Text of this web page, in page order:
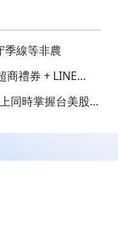
季線等非農
商禮券 + LINE
同時掌握台美股損